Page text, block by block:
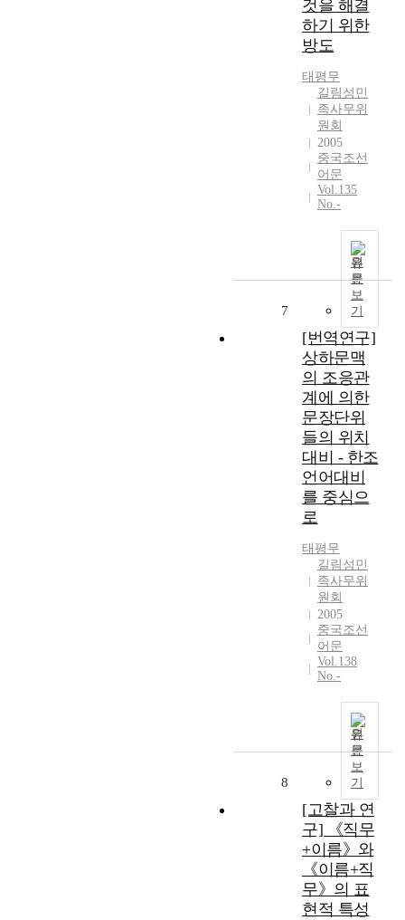
것을 해결
하기 위한
방도
태평무
길림성민
족사무위
원회
2005
중국조선
어문
Vol.135
No.-
원
문
보
기
7
[번역연구]
상하문맥
의 조응관
계에 의한
문장단위
들의 위치
대비 - 한조
언어대비
를 중심으
로
태평무
길림성민
족사무위
원회
2005
중국조선
어문
Vol.138
No.-
원
문
보
기
8
[고찰과 연
구] 《직무
+이름》와
《이름+직
무》의 표
현적 특성